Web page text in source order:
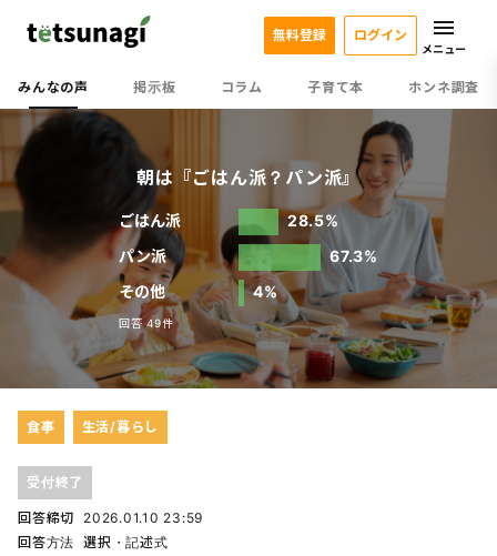
みんなの声 掲示板 コラム 子育て本 ホンネ調査
無料登録 ログイン
メニュー
朝は『ごはん派？パン派』
ごはん派
28.5%
パン派
67.3%
その他
4%
回答 49件
食事 生活/暮らし
受付終了
回答締切
2026.01.10 23:59
回答方法 選択・記述式